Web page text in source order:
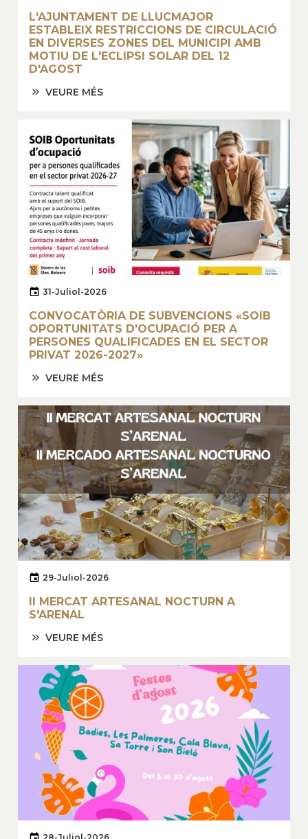
L'AJUNTAMENT DE LLUCMAJOR
ESTABLEIX RESTRICCIONS DE CIRCULACIÓ
EN DIVERSES ZONES DEL MUNICIPI AMB
MOTIU DE L'ECLIPSI SOLAR DEL 12
D'AGOST
VEURE MÉS
31-Juliol-2026
CONVOCATÒRIA DE SUBVENCIONS «SOIB
OPORTUNITATS D’OCUPACIÓ PER A
PERSONES QUALIFICADES EN EL SECTOR
PRIVAT 2026-2027»
VEURE MÉS
29-Juliol-2026
II MERCAT ARTESANAL NOCTURN A
S'ARENAL
VEURE MÉS